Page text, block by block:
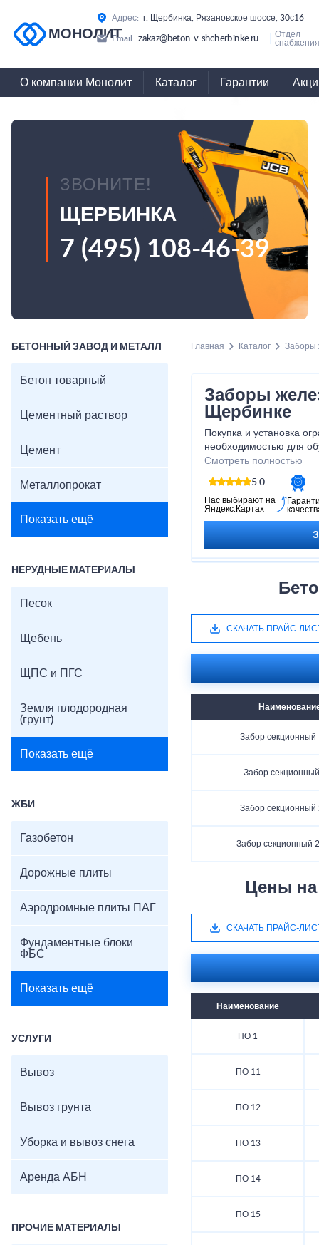
МОНОЛИТ
Адрес: г. Щербинка, Рязановское шоссе, 30с16
Email: zakaz@beton-v-shcherbinke.ru
Отдел
О компании Монолит Каталог Гарантии
ЗВОНИТЕ!
ЩЕРБИНКА
7 (495) 108-46-39
БЕТОННЫЙ ЗАВОД И МЕТАЛЛ
Бетон товарный
Цементный раствор
Цемент
Металлопрокат
Показать ещё
НЕРУДНЫЕ МАТЕРИАЛЫ
Песок
Щебень
ЩПС и ПГС
Земля плодородная
(грунт)
Показать ещё
ЖБИ
Газобетон
Дорожные плиты
Аэродромные плиты ПАГ
Фундаментные блоки
ФБС
Показать ещё
УСЛУГИ
Вывоз
Вывоз грунта
Уборка и вывоз снега
Аренда АБН
ПРОЧИЕ МАТЕРИАЛЫ
Главная Каталог Заборы
Заборы
Щербинке
Покупка и установка
необходимостью для
промышленных
забор в Щербинке
приемлемым ценам.
необходимое
определиться с
Смотреть полностью
5.0
Нас выбирают на
Яндекс.Картах
СКАЧАТЬ ПРАЙС-
Забор секционный
Забор
Забор секционный
Забор секционный
Цены
СКАЧАТЬ ПРАЙС-
Наименование
ПО 1
ПО 11
ПО 12
ПО 13
ПО 14
ПО 15